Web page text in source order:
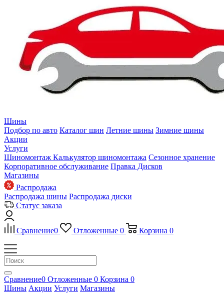
Шины
Подбор по авто Каталог шин Летние шины Зимние шины
Акции
Услуги
Шиномонтаж Калькулятор шиномонтажа Сезонное хранение
Корпоративное обслуживание Правка Дисков
Магазины
Распродажа
Распродажа шины Распродажа диски
Статус заказа
Сравнение0 Отложенные 0 Корзина 0
Сравнение0 Отложенные 0 Корзина 0
Шины Акции Услуги Магазины